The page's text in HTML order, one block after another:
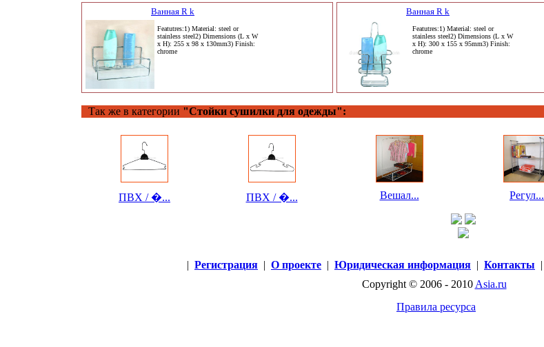
Ванная R k
Featutres:1) Material: steel or
stainless steel2) Dimensions (L x W
x H): 255 x 98 x 130mm3) Finish:
chrome
Ванная R k
Featutres:1) Material: steel or
stainless steel2) Dimensions (L x W
x H): 300 x 155 x 95mm3) Finish:
chrome
Так же в категории "Стойки сушилки для одежды":
ПВХ / �... ПВХ / �... Вешал... Регул...
| Регистрация | О проекте | Юридическая информация | Контакты |
Copyright © 2006 - 2010 Asia.ru
Правила ресурса